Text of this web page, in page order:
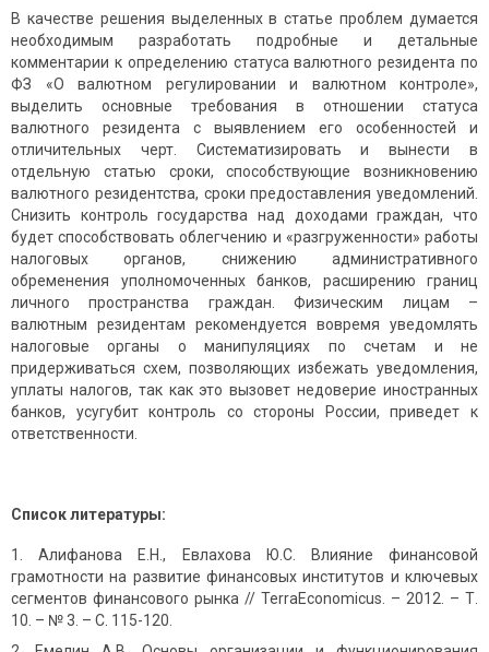
В качестве решения выделенных в статье проблем думается
необходимым разработать подробные и детальные
комментарии к определению статуса валютного резидента по
ФЗ «О валютном регулировании и валютном контроле»,
выделить основные требования в отношении статуса
валютного резидента с выявлением его особенностей и
отличительных черт. Систематизировать и вынести в
отдельную статью сроки, способствующие возникновению
валютного резидентства, сроки предоставления уведомлений.
Снизить контроль государства над доходами граждан, что
будет способствовать облегчению и «разгруженности» работы
налоговых органов, снижению административного
обременения уполномоченных банков, расширению границ
личного пространства граждан. Физическим лицам –
валютным резидентам рекомендуется вовремя уведомлять
налоговые органы о манипуляциях по счетам и не
придерживаться схем, позволяющих избежать уведомления,
уплаты налогов, так как это вызовет недоверие иностранных
банков, усугубит контроль со стороны России, приведет к
ответственности.
Список литературы:​
Алифанова Е.Н., Евлахова Ю.С. Влияние финансовой
грамотности на развитие финансовых институтов и ключевых
сегментов финансового рынка // TerraEconomicus. – 2012. – Т.
10. – № 3. – С. 115-120.